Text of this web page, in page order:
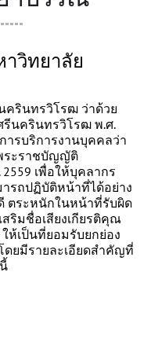
วิทยาลัย
ครินทรวิโรฒ ว่าด้วย
นครินทรวิโรฒ พ.ศ.
ารบริการงานบุคคลว่า
ระราชบัญญัติ
เพื่อให้บุคลากร
รถปฏิบัติหน้าที่ได้อย่าง
ตระหนักในหน้าที่รับผิด
ริมชื่อเสียงเกียรติคุณ
ห้เป็นที่ยอมรับยกย่อง
ยมีรายละเอียดสำคัญที่